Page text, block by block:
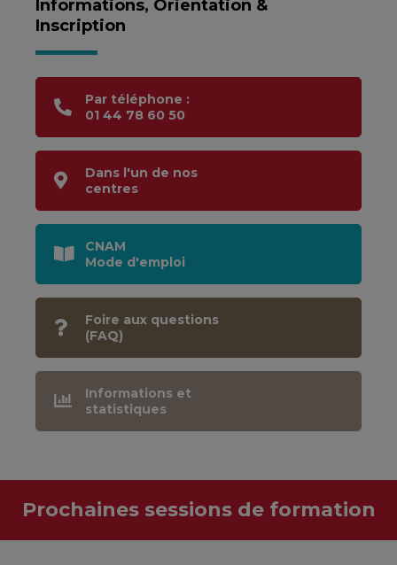
Informations, Orientation &
Inscription
Par téléphone :
01 44 78 60 50
Dans l'un de nos
centres
CNAM
Mode d'emploi
Foire aux questions
(FAQ)
Informations et
statistiques
Prochaines sessions de formation